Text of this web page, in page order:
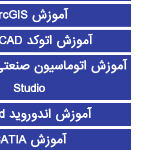
آموزش ArcGIS
آموزش اتوکد AUTOCAD
Studio
آموزش اندوروید android
آموزش CATIA